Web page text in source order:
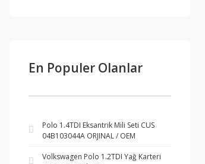
En Populer Olanlar
Polo 1.4TDI Eksantrik Mili Seti CUS
04B103044A ORJINAL / OEM
Volkswagen Polo 1.2TDI Yağ Karteri